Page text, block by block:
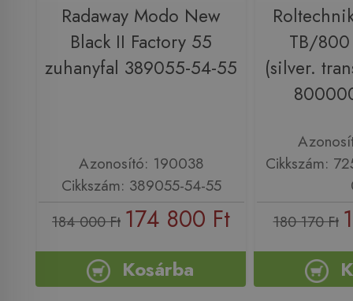
Radaway Modo New
Black II Factory 55
zuhanyfal 389055-54-55
Azonosító: 190038
Cikkszám: 389055-54-55
184 000 Ft 174 800 Ft
Kosárba
TB/
(silver.
Cikkszám:
180 170 Ft